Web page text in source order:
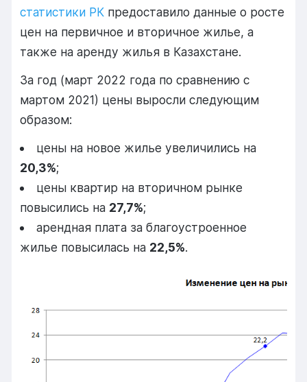
статистики РК предоставило данные о росте
цен на первичное и вторичное жилье, а
также на аренду жилья в Казахстане.
За год (март 2022 года по сравнению с
мартом 2021) цены выросли следующим
образом:
цены на новое жилье увеличились на
20,3%;
цены квартир на вторичном рынке
повысились на 27,7%;
арендная плата за благоустроенное
жилье повысилась на 22,5%.